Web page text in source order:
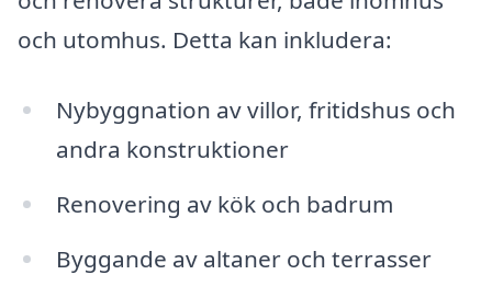
och utomhus. Detta kan inkludera:
Nybyggnation av villor, fritidshus och
andra konstruktioner
Renovering av kök och badrum
Byggande av altaner och terrasser